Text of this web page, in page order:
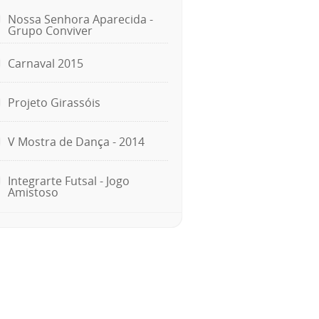
Nossa Senhora Aparecida -
Grupo Conviver
Carnaval 2015
Projeto Girassóis
V Mostra de Dança - 2014
Integrarte Futsal - Jogo
Amistoso